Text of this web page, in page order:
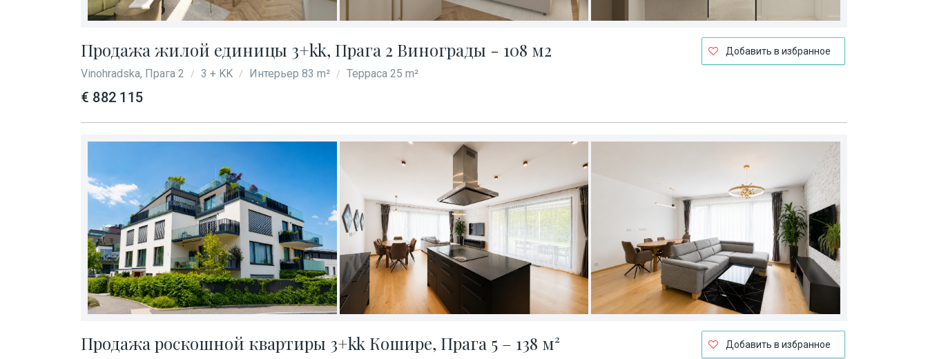
Добавить в избранное
Продажа жилой единицы 3+kk, Прага 2 Винограды - 108 м2
Vinohradska, Прага 2 / 3 + KK / Интерьер 83 m² / Терраса 25 m²
€ 882 115
Добавить в избранное
Продажа роскошной квартиры 3+kk Кошире, Прага 5 – 138 м²